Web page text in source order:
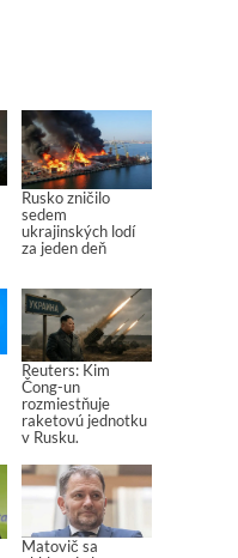
Rusko zničilo
sedem
ukrajinských lodí
za jeden deň
Reuters: Kim
Čong-un
rozmiestňuje
raketovú jednotku
v Rusku.
Matovič sa